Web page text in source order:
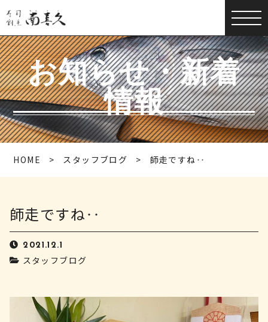
お知らせ・新着
情報
HOME スタッフブログ 師走ですね‥
師走ですね‥
2021.12.1
スタッフブログ